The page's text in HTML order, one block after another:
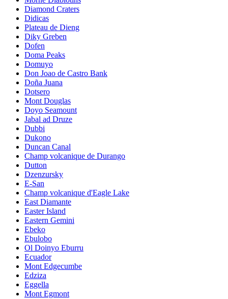
Diamond Craters
Didicas
Plateau de Dieng
Diky Greben
Dofen
Doma Peaks
Domuyo
Don Joao de Castro Bank
Doña Juana
Dotsero
Mont Douglas
Doyo Seamount
Jabal ad Druze
Dubbi
Dukono
Duncan Canal
Champ volcanique de Durango
Dutton
Dzenzursky
E-San
Champ volcanique d'Eagle Lake
East Diamante
Easter Island
Eastern Gemini
Ebeko
Ebulobo
Ol Doinyo Eburru
Ecuador
Mont Edgecumbe
Edziza
Eggella
Mont Egmont